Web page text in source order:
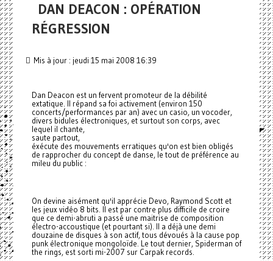
DAN DEACON : OPÉRATION
RÉGRESSION
Mis à jour : jeudi 15 mai 2008 16:39
Dan Deacon est un fervent promoteur de la débilité
extatique. Il répand sa foi activement (environ 150
concerts/performances par an) avec un casio, un vocoder,
divers bidules électroniques, et surtout son corps, avec
lequel il chante,
saute partout,
éxécute des mouvements erratiques qu'on est bien obligés
de rapprocher du concept de danse, le tout de préférence au
mileu du public :
On devine aisément qu'il apprécie Devo, Raymond Scott et
les jeux vidéo 8 bits. Il est par contre plus difficile de croire
que ce demi-abruti a passé une maitrise de composition
électro-accoustique (et pourtant si). Il a déjà une demi
douzaine de disques à son actif, tous dévoués à la cause pop
punk électronique mongoloïde. Le tout dernier, Spiderman of
the rings, est sorti mi-2007 sur Carpak records.